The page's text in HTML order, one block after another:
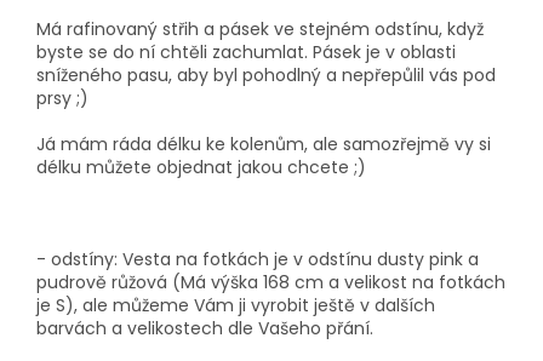
Má rafinovaný střih a pásek ve stejném odstínu, když
byste se do ní chtěli zachumlat. Pásek je v oblasti
sníženého pasu, aby byl pohodlný a nepřepůlil vás pod
prsy ;)
Já mám ráda délku ke kolenům, ale samozřejmě vy si
délku můžete objednat jakou chcete ;)
- odstíny: Vesta na fotkách je v odstínu dusty pink a
pudrově růžová (Má výška 168 cm a velikost na fotkách
je S), ale můžeme Vám ji vyrobit ještě v dalších
barvách a velikostech dle Vašeho přání.